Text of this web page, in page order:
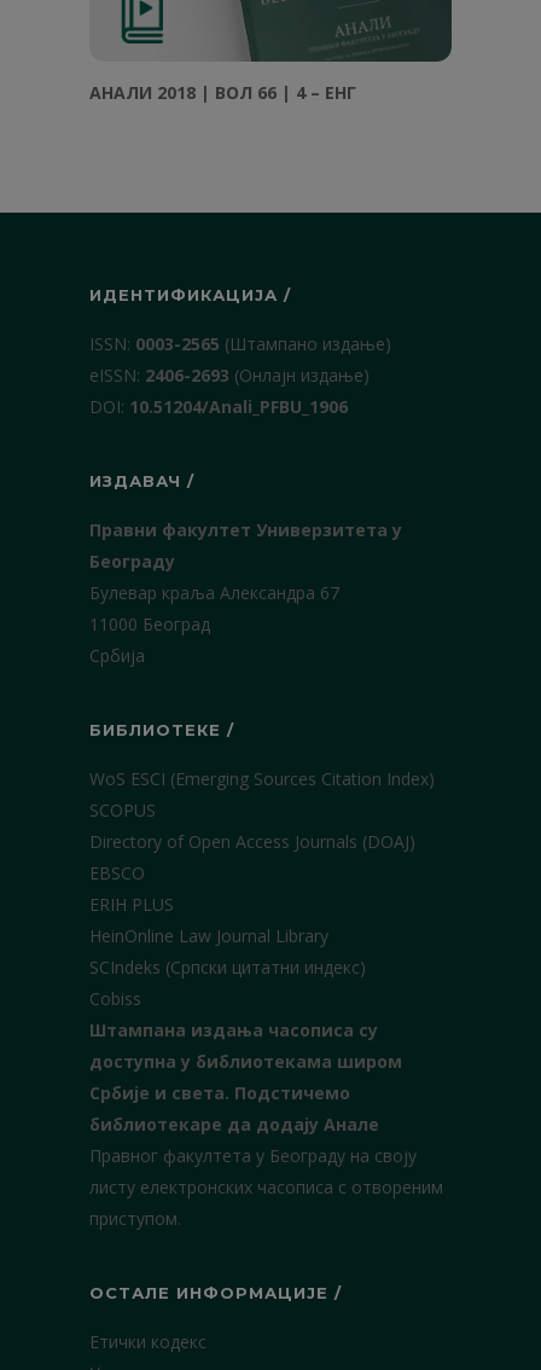
АНАЛИ 2018 | ВОЛ 66 | 4 – ЕНГ
ИДЕНТИФИКАЦИЈА /
ISSN: 0003-2565 (Штампано издање)
еISSN: 2406-2693 (Онлајн издање)
DOI: 10.51204/Anali_PFBU_1906
ИЗДАВАЧ /
Правни факултет Универзитета у
Београду
Булевар краља Александра 67
11000 Београд
Србија
БИБЛИОТЕКЕ /
WoS ESCI (Emerging Sources Citation Index)
SCOPUS
Directory of Open Access Journals (DOAJ)
EBSCO
ERIH PLUS
HeinOnline Law Journal Library
SCIndeks (Српски цитатни индекс)
Cobiss
Штампана издања часописа су
доступна у библиотекама широм
Србије и света. Подстичемо
библиотекаре да додају Анале
Правног факултета у Београду на своју
листу електронских часописа с отвореним
приступом.
ОСТАЛЕ ИНФОРМАЦИЈЕ /
Етички кодекс